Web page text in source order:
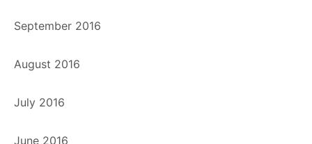
September 2016
August 2016
July 2016
June 2016